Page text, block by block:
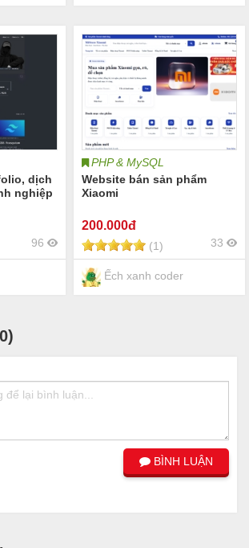
dịch
nghiệp
và
96
PHP & MySQL
Website bán sản phẩm
Xiaomi
200.000đ
(1) 33
Ếch xanh coder
0)
BÌNH LUẬN